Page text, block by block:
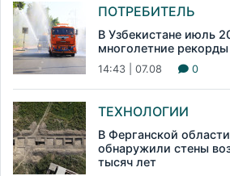
ПОТРЕБИТЕЛЬ
В Узбекистане июль
многолетние
14:43 | 07.08 0
ТЕХНОЛОГИИ
В Ферганской
обнаружили стены
тысяч лет